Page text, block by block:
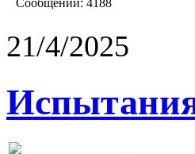
Сообщений: 4188
21/4/2025